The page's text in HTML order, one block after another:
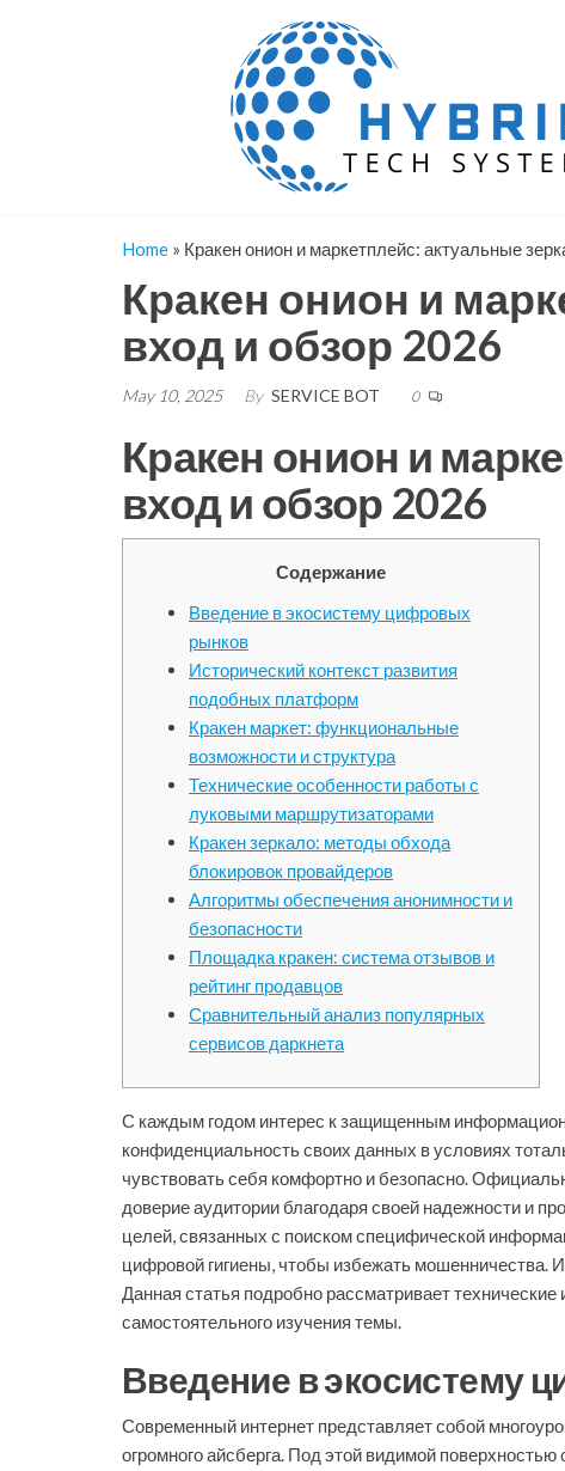
Home » Кракен онион и маркетплейс: актуальные
Кракен онион и
вход и обзор 2026
May 10, 2025 By SERVICE BOT 0
Кракен онион и
вход и обзор 2026
Содержание
Введение в экосистему цифровых
рынков
Исторический контекст развития
подобных платформ
Кракен маркет: функциональные
возможности и структура
Технические особенности работы с
луковыми маршрутизаторами
Кракен зеркало: методы обхода
блокировок провайдеров
Алгоритмы обеспечения анонимности и
безопасности
Площадка кракен: система отзывов и
рейтинг продавцов
Сравнительный анализ популярных
сервисов даркнета
С каждым годом интерес к защищенным
конфиденциальность своих данных в условиях
чувствовать себя комфортно и безопасно.
доверие аудитории благодаря своей надежности и
целей, связанных с поиском специфической
цифровой гигиены, чтобы избежать мошенничества.
Данная статья подробно рассматривает
самостоятельного изучения темы.
Введение в экосистему
Современный интернет представляет собой
огромного айсберга. Под этой видимой